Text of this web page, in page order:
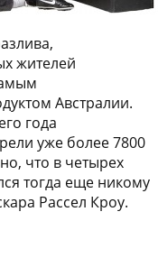
жителей
Австралии.
года
уже более 7800
что в четырех
тогда еще никому
Рассел Кроу.